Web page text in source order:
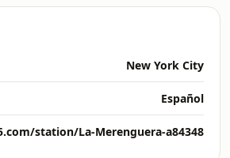
New York City
Español
station/La-Merenguera-a84348